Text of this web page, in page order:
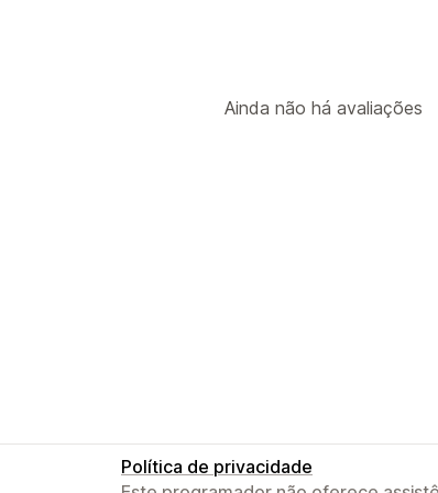
Ainda não há avaliações
Política de privacidade